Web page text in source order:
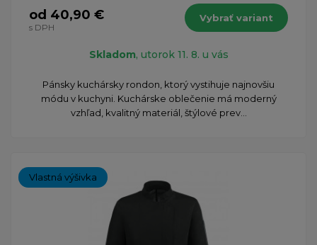
od 40,90 €
s DPH
Vybrať variant
Skladom, utorok 11. 8. u vás
Pánsky kuchársky rondon, ktorý vystihuje najnovšiu
módu v kuchyni. Kuchárske oblečenie má moderný
vzhľad, kvalitný materiál, štýlové prev...
Vlastná výšivka